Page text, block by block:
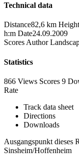
Technical data
Distance82,6 km Height
h:m Date24.09.2009
Scores Author
Statistics
866 Views Scores 9
Rate
Track data sheet
Directions
Downloads
Ausgangspunkt dieses
Sinsheim/Hoffenheim